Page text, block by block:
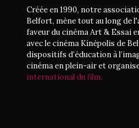
Créée en 1990, notre
Belfort, mène tout au long de
faveur du cinéma Art & Essai
avec le cinéma Kinépolis de
dispositifs d’éducation à
cinéma en plein-air et
international du film.